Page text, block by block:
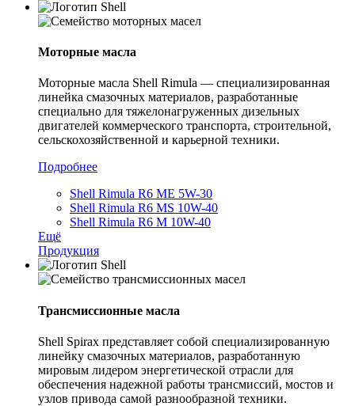
Моторные масла
Моторные масла Shell Rimula — специализированная
линейка смазочных материалов, разработанные
специально для тяжелонагруженных дизельных
двигателей коммерческого транспорта, строительной,
сельскохозяйственной и карьерной техники.
Подробнее
Shell Rimula R6 ME 5W-30
Shell Rimula R6 MS 10W-40
Shell Rimula R6 M 10W-40
Ещё
Продукция
Трансмиссионные масла
Shell Spirax представляет собой специализированную
линейку смазочных материалов, разработанную
мировым лидером энергетической отрасли для
обеспечения надежной работы трансмиссий, мостов и
узлов привода самой разнообразной техники.